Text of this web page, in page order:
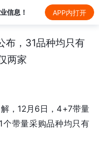
信息！ APP内打开
布，31品种均只有
两家
，12月6日，4+7带量
带量采购品种均只有